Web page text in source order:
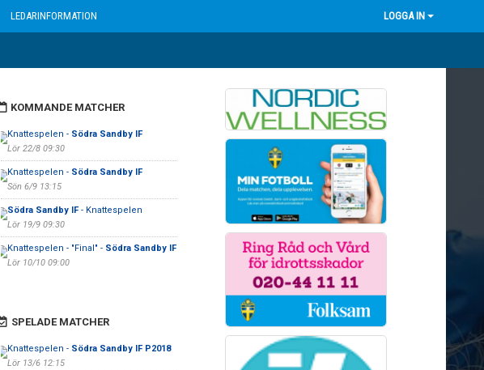
LEDARINFORMATION LOGGA IN
KOMMANDE MATCHER
Knattespelen - Södra Sandby IF
Lör 22/8 09:30
Knattespelen - Södra Sandby IF
Sön 6/9 13:15
Södra Sandby IF- Knattespelen
Lör 19/9 09:30
Knattespelen - "Final" - Södra Sandby IF
Lör 10/10 09:00
SPELADE MATCHER
Knattespelen - Södra Sandby IF P2018
Lör 13/6 12:15